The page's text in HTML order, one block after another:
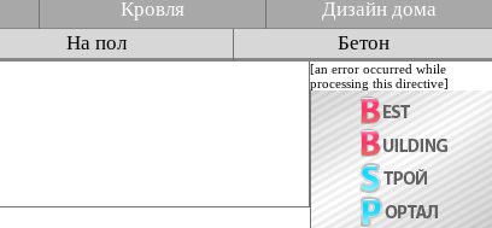
Кровля
Дизайн дома
На пол Бетон
[an error occurred while
processing this directive]